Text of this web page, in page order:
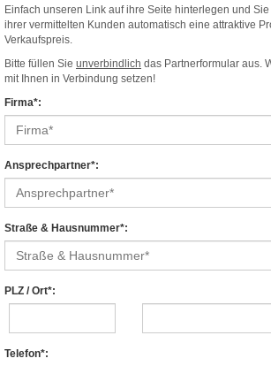
Einfach unseren Link auf ihre Seite hinterlegen und
ihrer vermittelten Kunden automatisch eine attraktive
Verkaufspreis.
Bitte füllen Sie unverbindlich das Partnerformular aus.
mit Ihnen in Verbindung setzen!
Firma*:
Ansprechpartner*:
Straße & Hausnummer*:
PLZ / Ort*:
Telefon*: